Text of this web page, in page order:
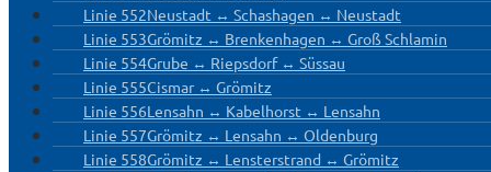
Linie 552Neustadt ↔ Schashagen ↔ Neustadt
Linie 553Grömitz ↔ Brenkenhagen ↔ Groß Schlamin
Linie 554Grube ↔ Riepsdorf ↔ Süssau
Linie 555Cismar ↔ Grömitz
Linie 556Lensahn ↔ Kabelhorst ↔ Lensahn
Linie 557Grömitz ↔ Lensahn ↔ Oldenburg
Linie 558Grömitz ↔ Lensterstrand ↔ Grömitz